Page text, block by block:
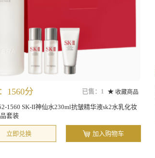
已售：1 收藏商品
1560分
1560 SK-II神仙水230ml抗皱精华液sk2水乳化妆
套装
立即兑换 加入购物车